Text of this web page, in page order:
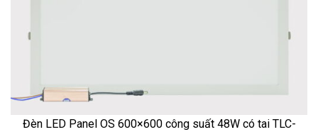
Đèn LED Panel OS 600×600 công suất 48W có tai TLC-